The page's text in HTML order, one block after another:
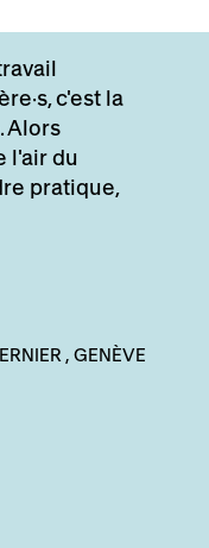
c'est la
Alors
l'air du
pratique,
, GENÈVE